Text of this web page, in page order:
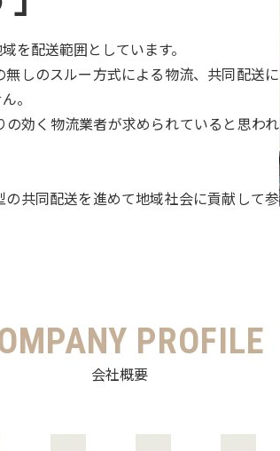
を配送範囲としています。
しのスルー方式による物流、共同配送に
。
効く物流業者が求められていると思われ
共同配送を進めて地域社会に貢献して参
PROFILE
会社概要